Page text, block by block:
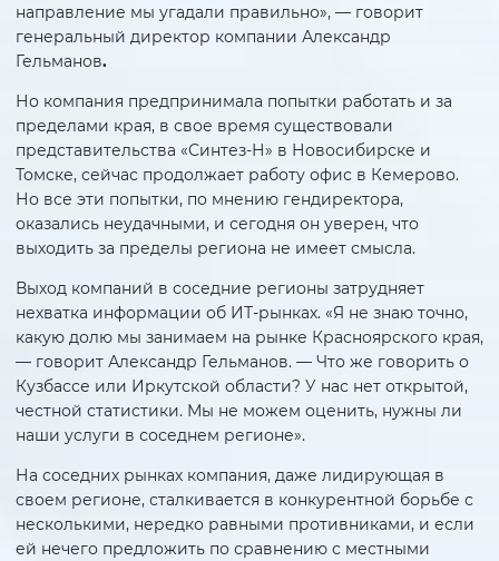
направление мы угадали правильно», — говорит
генеральный директор компании Александр
Гельманов.
Но компания предпринимала попытки работать и за
пределами края, в свое время существовали
представительства «Синтез-Н» в Новосибирске и
Томске, сейчас продолжает работу офис в Кемерово.
Но все эти попытки, по мнению гендиректора,
оказались неудачными, и сегодня он уверен, что
выходить за пределы региона не имеет смысла.
Выход компаний в соседние регионы затрудняет
нехватка информации об ИТ-рынках. «Я не знаю точно,
какую долю мы занимаем на рынке Красноярского края,
— говорит Александр Гельманов. — Что же говорить о
Кузбассе или Иркутской области? У нас нет открытой,
честной статистики. Мы не можем оценить, нужны ли
наши услуги в соседнем регионе».
На соседних рынках компания, даже лидирующая в
своем регионе, сталкивается в конкурентной борьбе с
несколькими, нередко равными противниками, и если
ей нечего предложить по сравнению с местными